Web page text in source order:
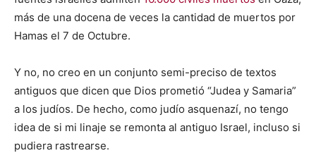
más de una docena de veces la cantidad de muertos por
Hamas el 7 de Octubre.
Y no, no creo en un conjunto semi-preciso de textos
antiguos que dicen que Dios prometió “Judea y Samaria”
a los judíos. De hecho, como judío asquenazí, no tengo
idea de si mi linaje se remonta al antiguo Israel, incluso si
pudiera rastrearse.